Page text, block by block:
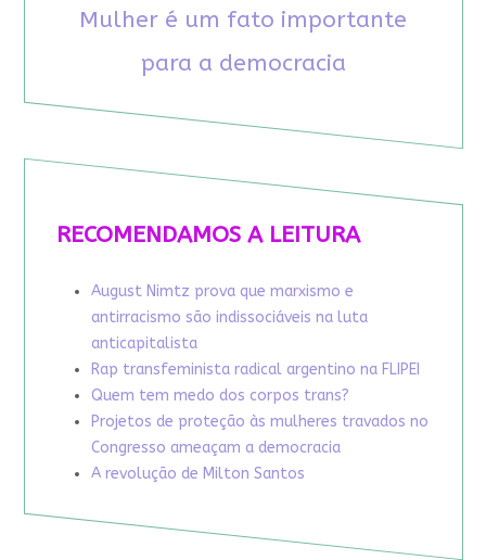
Mulher é um fato importante
para a democracia
RECOMENDAMOS A LEITURA
August Nimtz prova que marxismo e
antirracismo são indissociáveis na luta
anticapitalista
Rap transfeminista radical argentino na FLIPEI
Quem tem medo dos corpos trans?
Projetos de proteção às mulheres travados no
Congresso ameaçam a democracia
A revolução de Milton Santos